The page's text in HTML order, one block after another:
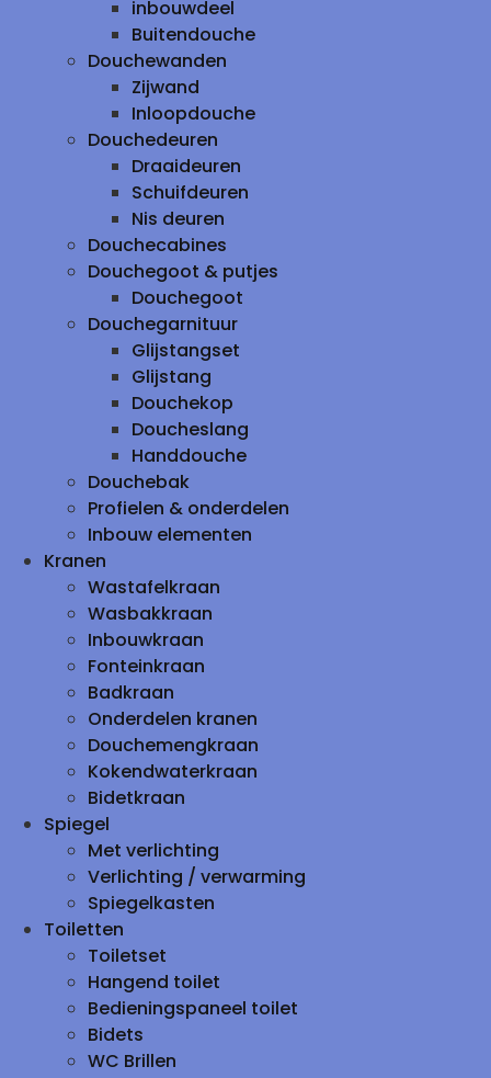
inbouwdeel
Buitendouche
Douchewanden
Zijwand
Inloopdouche
Douchedeuren
Draaideuren
Schuifdeuren
Nis deuren
Douchecabines
Douchegoot & putjes
Douchegoot
Douchegarnituur
Glijstangset
Glijstang
Douchekop
Doucheslang
Handdouche
Douchebak
Profielen & onderdelen
Inbouw elementen
Kranen
Wastafelkraan
Wasbakkraan
Inbouwkraan
Fonteinkraan
Badkraan
Onderdelen kranen
Douchemengkraan
Kokendwaterkraan
Bidetkraan
Spiegel
Met verlichting
Verlichting / verwarming
Spiegelkasten
Toiletten
Toiletset
Hangend toilet
Bedieningspaneel toilet
Bidets
WC Brillen